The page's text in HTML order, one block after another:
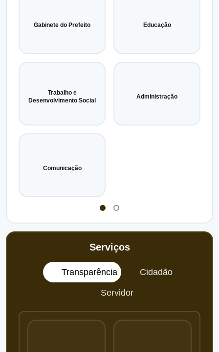
Gabinete do Prefeito Educação
Trabalho e
Desenvolvimento Social
Administração
Comunicação
Serviços
Transparência Cidadão
Servidor